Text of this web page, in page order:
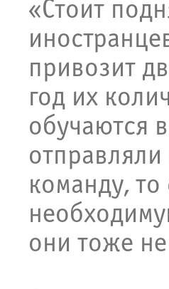
«Стоит
привозит
год их
обучаются
команду, то
они тоже